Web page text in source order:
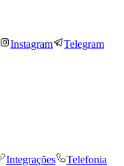
Instagram Telegram
Integrações
Telefonia